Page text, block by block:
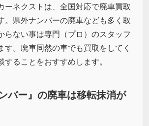
ーネクストは、全国対応で廃車買取
。県外ナンバーの廃車なども多く取
らない事は専門（プロ）のスタッフ
す。廃車同然の車でも買取をしてく
することをおすすめします。
バー』の廃車は移転抹消が